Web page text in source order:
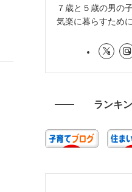
７歳と５歳の男の
気楽に暮らすため
ランキ